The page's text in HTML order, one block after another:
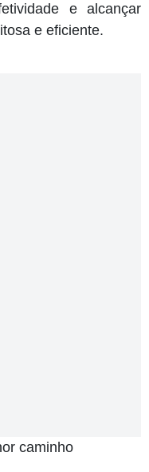
e alcançar
e eficiente.
caminho